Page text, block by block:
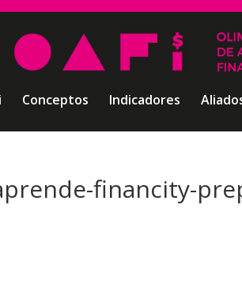
Conceptos Indicadores
financity-